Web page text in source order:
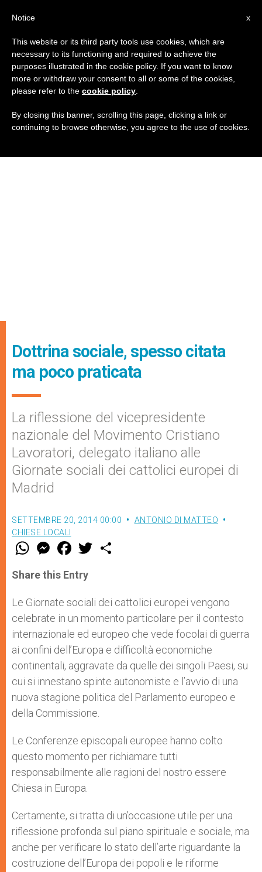
Dottrina sociale, spesso citata
ma poco praticata
La riflessione del vicepresidente
nazionale del Movimento Cristiano
Lavoratori, delegato italiano alle
Giornate sociali dei cattolici europei di
Madrid
SETTEMBRE 20, 2014 00:00
ANTONIO DI MATTEO
CHIESE LOCALI
W
t
s
p
p
M
e
s
e
g
e
r
F
a
e
b
o
k
w
r
Share this Entry
Le Giornate sociali dei cattolici europei vengono
celebrate in un momento particolare per il contesto
internazionale ed europeo che vede focolai di guerra
ai confini dell’Europa e difficoltà economiche
continentali, aggravate da quelle dei singoli Paesi, su
cui si innestano spinte autonomiste e l’avvio di una
nuova stagione politica del Parlamento europeo e
della Commissione.
Le Conferenze episcopali europee hanno colto
questo momento per richiamare tutti
responsabilmente alle ragioni del nostro essere
Chiesa in Europa.
Certamente, si tratta di un’occasione utile per una
riflessione profonda sul piano spirituale e sociale, ma
anche per verificare lo stato dell’arte riguardante la
costruzione dell’Europa dei popoli e le riforme
x
Notice
This website or its third party tools use cookies, which are
necessary to its functioning and required to achieve the
purposes illustrated in the cookie policy. If you want to know
more or withdraw your consent to all or some of the cookies,
please refer to the cookie policy
By closing this banner, scrolling this page, clicking a link or
continuing to browse otherwise, you agree to the use of cookies.